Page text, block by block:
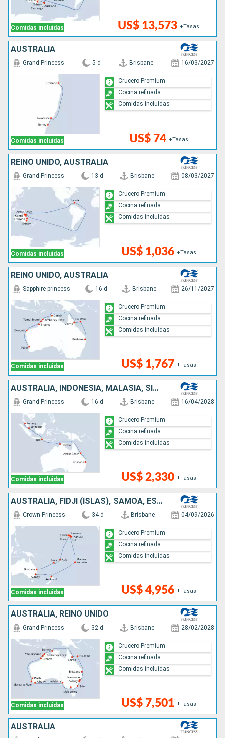
Comidas incluidas US$ 13,573 +Tasas
AUSTRALIA
Comidas incluidas
Grand Princess 5 d Brisbane 16/03/2027
US$ 74 +Tasas
Crucero Premium
Cocina refinada
Comidas incluidas
REINO UNIDO, AUSTRALIA
Comidas incluidas
Grand Princess 13 d Brisbane 08/03/2027
US$ 1,036 +Tasas
Crucero Premium
Cocina refinada
Comidas incluidas
REINO UNIDO, AUSTRALIA
Comidas incluidas
Sapphire princess 16 d Brisbane 26/11/2027
US$ 1,767 +Tasas
Crucero Premium
Cocina refinada
Comidas incluidas
AUSTRALIA, INDONESIA, MALASIA, SINGAPUR
Comidas incluidas
Grand Princess 16 d Brisbane 16/04/2028
US$ 2,330 +Tasas
Crucero Premium
Cocina refinada
Comidas incluidas
AUSTRALIA, FIDJI (ISLAS), SAMOA, ESTADOS UNIDOS, FRANCIA, NUEVA ZELANDA
Comidas incluidas
Crown Princess 34 d Brisbane 04/09/2026
US$ 4,956 +Tasas
Crucero Premium
Cocina refinada
Comidas incluidas
AUSTRALIA, REINO UNIDO
Comidas incluidas
Grand Princess 32 d Brisbane 28/02/2028
US$ 7,501 +Tasas
Crucero Premium
Cocina refinada
Comidas incluidas
AUSTRALIA